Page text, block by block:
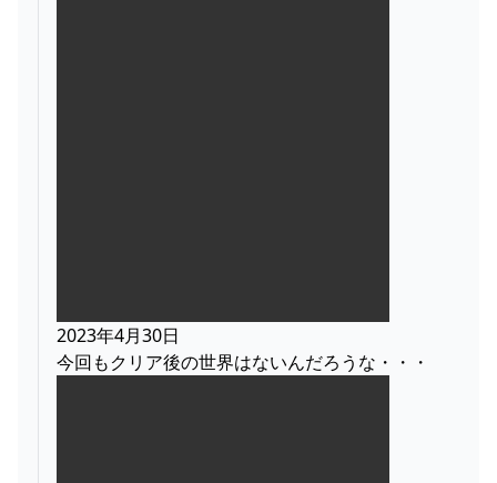
2023年4月30日
今回もクリア後の世界はないんだろうな・・・